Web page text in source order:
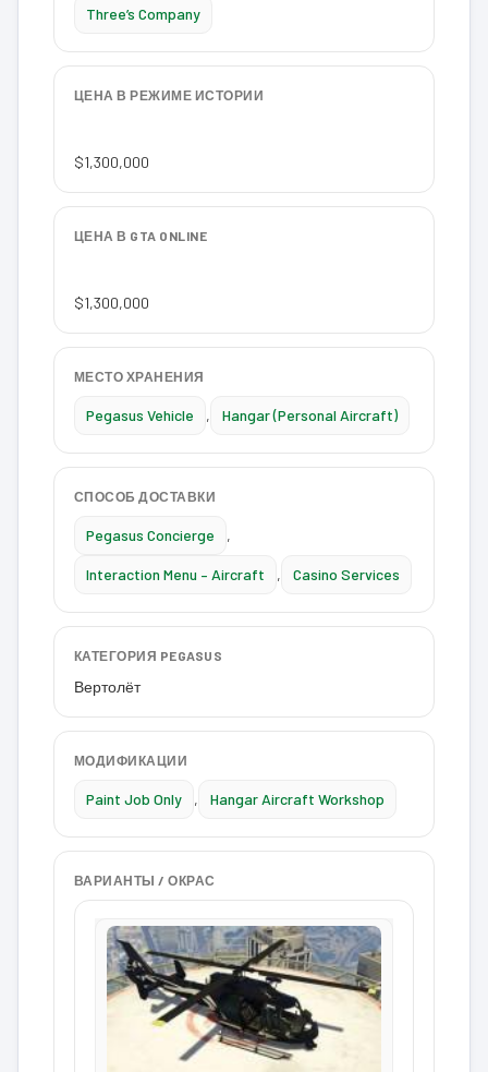
Three’s Company
ЦЕНА В РЕЖИМЕ ИСТОРИИ
$1,300,000
ЦЕНА В GTA ONLINE
$1,300,000
МЕСТО ХРАНЕНИЯ
Pegasus Vehicle , Hangar (Personal Aircraft)
СПОСОБ ДОСТАВКИ
Pegasus Concierge ,
Interaction Menu – Aircraft , Casino Services
КАТЕГОРИЯ PEGASUS
Вертолёт
МОДИФИКАЦИИ
Paint Job Only , Hangar Aircraft Workshop
ВАРИАНТЫ / ОКРАС